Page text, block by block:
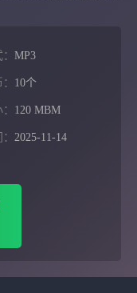
MP3
10个
120 MBM
2025-11-14